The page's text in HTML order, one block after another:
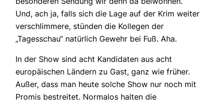
Und, ach ja, falls sich die Lage auf der Krim weiter
verschlimmere, stünden die Kollegen der
„Tagesschau“ natürlich Gewehr bei Fuß. Aha.
In der Show sind acht Kandidaten aus acht
europäischen Ländern zu Gast, ganz wie früher.
Außer, dass man heute solche Show nur noch mit
Promis bestreitet. Normalos halten die